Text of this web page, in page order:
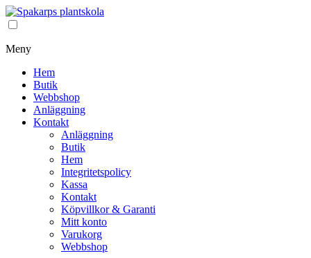
Meny
Hem
Butik
Webbshop
Anläggning
Kontakt
Anläggning
Butik
Hem
Integritetspolicy
Kassa
Kontakt
Köpvillkor & Garanti
Mitt konto
Varukorg
Webbshop